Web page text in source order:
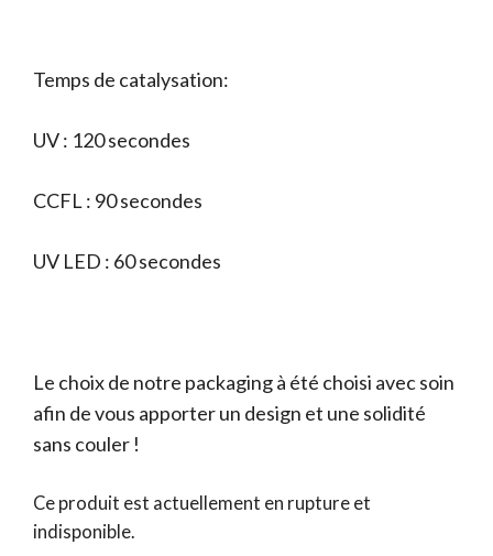
Temps de catalysation:
UV : 120 secondes
CCFL : 90 secondes
UV LED : 60 secondes
Le choix de notre packaging à été choisi avec soin
afin de vous apporter un design et une solidité
sans couler !
Ce produit est actuellement en rupture et
indisponible.